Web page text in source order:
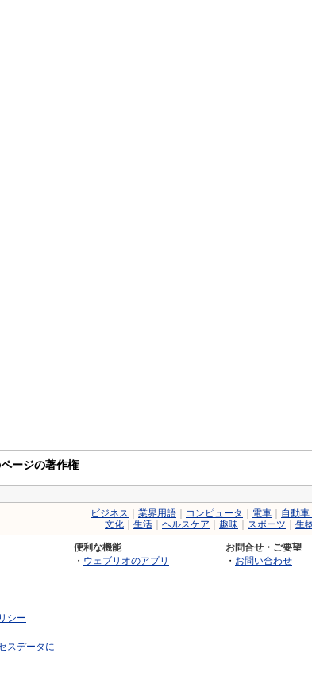
ージの著作権
ビジネス 業界用語 コンピュータ 電車 自動車
文化
生活 ヘルスケア 趣味 スポーツ 生
シー
スデータに
便利な機能
・ ウェブリオのアプリ
お問合せ・ご要望
・ お問い合わせ